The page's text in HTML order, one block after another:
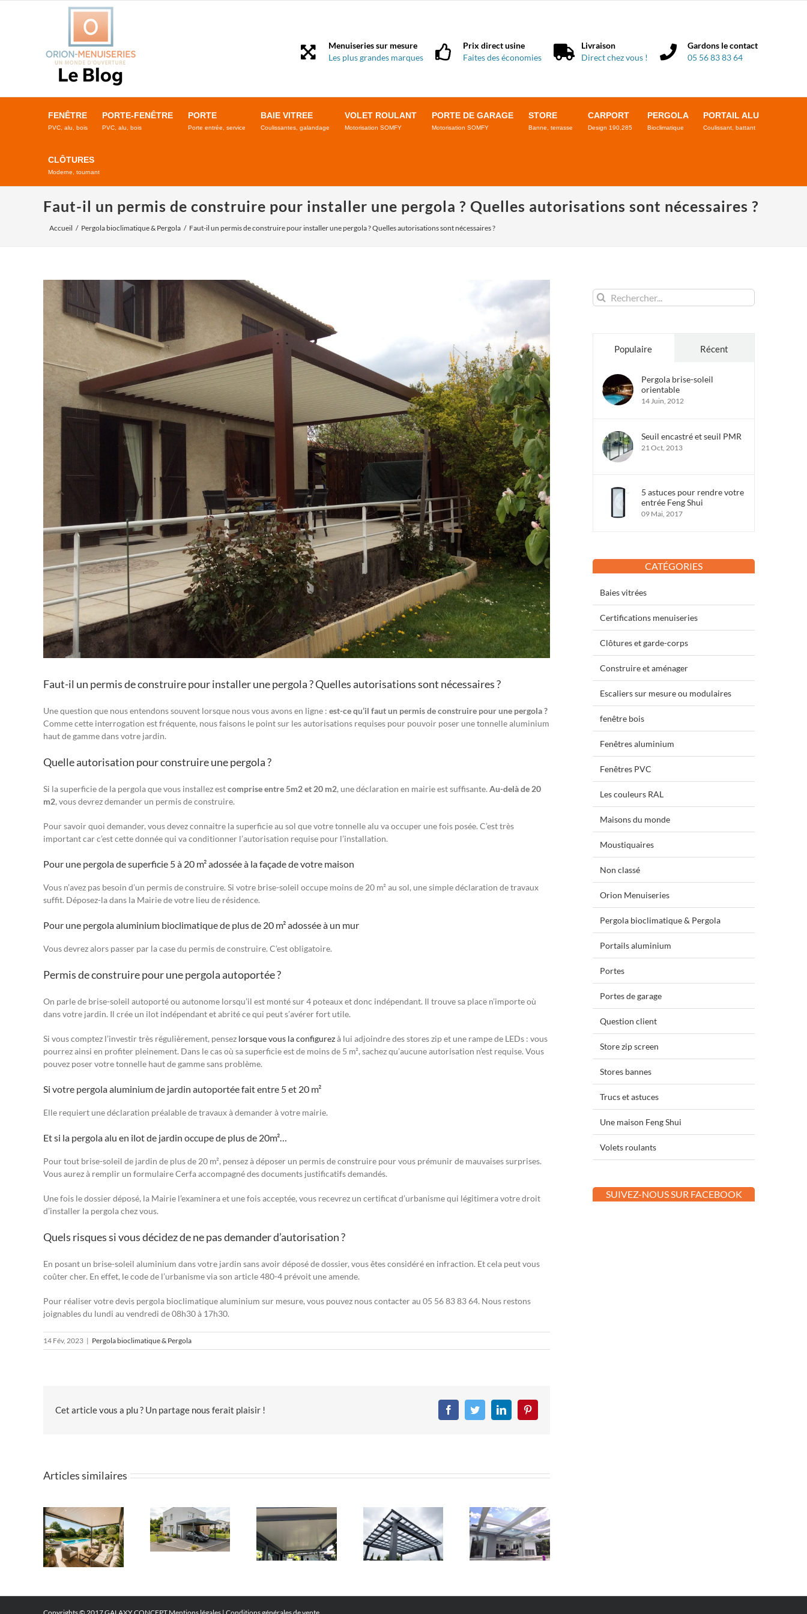
Menuiseries sur mesure
Les plus grandes marques
Prix direct usine
Faites des économies
Livraison
Direct chez vous !
Gardons le contact
05 56 83 83 64
FENÊTRE
PVC, alu, bois
PORTE-FENÊTRE
PVC, alu, bois
PORTE
Porte entrée, service
BAIE VITREE
Coulissantes, galandage
VOLET ROULANT
Motorisation SOMFY
PORTE DE GARAGE
Motorisation SOMFY
STORE
Banne, terrasse
CARPORT
Design 190,285
PERGOLA
Bioclimatique
PORTAIL ALU
Coulissant, battant
CLÔTURES
Moderne, tournant
Faut-il un permis de construire pour installer une pergola ? Quelles autorisations sont nécessaires ?
Accueil Pergola bioclimatique & Pergola Faut-il un permis de construire pour installer une pergola ? Quelles autorisations sont nécessaires ?
agrandie
Faut-il un permis de construire pour installer une pergola ? Quelles autorisations sont nécessaires ?
Une question que nous entendons souvent lorsque nous vous avons en ligne : est-ce qu’il faut un permis de construire pour une pergola ?
Comme cette interrogation est fréquente, nous faisons le point sur les autorisations requises pour pouvoir poser une tonnelle aluminium
haut de gamme dans votre jardin.
Quelle autorisation pour construire une pergola ?
Si la superficie de la pergola que vous installez estcomprise entre 5m2 et 20 m2, une déclaration en mairie est suffisante. Au-delà de 20
m2, vous devrez demander un permis de construire.
Pour savoir quoi demander, vous devez connaitre la superficie au sol que votre tonnelle alu va occuper une fois posée. C’est très
important car c’est cette donnée qui va conditionner l’autorisation requise pour l’installation.
Pour une pergola de superficie 5 à 20 m² adossée à la façade de votre maison
Vous n’avez pas besoin d’un permis de construire. Si votre brise-soleil occupe moins de 20 m² au sol, une simple déclaration de travaux
suffit. Déposez-la dans la Mairie de votre lieu de résidence.
Pour une pergola aluminium bioclimatique de plus de 20 m² adossée à un mur
Vous devrez alors passer par la case du permis de construire. C’est obligatoire.
Permis de construire pour une pergola autoportée ?
On parle de brise-soleil autoporté ou autonome lorsqu’il est monté sur 4 poteaux et donc indépendant. Il trouve sa place n’importe où
dans votre jardin. Il crée un ilot indépendant et abrité ce qui peut s’avérer fort utile.
Si vous comptez l’investir très régulièrement, pensez lorsque vous la configurezà lui adjoindre des stores zip et une rampe de LEDs : vous
pourrez ainsi en profiter pleinement. Dans le cas où sa superficie est de moins de 5 m², sachez qu’aucune autorisation n’est requise. Vous
pouvez poser votre tonnelle haut de gamme sans problème.
Si votre pergola aluminium de jardin autoportée fait entre 5 et 20 m²
Elle requiert une déclaration préalable de travaux à demander à votre mairie.
Et si la pergola alu en ilot de jardin occupe de plus de 20m²…
Pour tout brise-soleil de jardin de plus de 20 m², pensez à déposer un permis de construire pour vous prémunir de mauvaises surprises.
Vous aurez à remplir un formulaire Cerfa accompagné des documents justificatifs demandés.
Une fois le dossier déposé, la Mairie l’examinera et une fois acceptée, vous recevrez un certificat d’urbanisme qui légitimera votre droit
d’installer la pergola chez vous.
Quels risques si vous décidez de ne pas demander d’autorisation ?
En posant un brise-soleil aluminium dans votre jardin sans avoir déposé de dossier, vous êtes considéré en infraction. Et cela peut vous
coûter cher. En effet, le code de l’urbanisme via son article 480-4 prévoit une amende.
Pour réaliser votre devis pergola bioclimatique aluminium sur mesure, vous pouvez nous contacter au 05 56 83 83 64. Nous restons
joignables du lundi au vendredi de 08h30 à 17h30.
14 Fév, 2023 | Pergola bioclimatique & Pergola
Cet article vous a plu ? Un partage nous ferait plaisir ! FacebookTwitterLinkedInPinterest
Articles similaires
Rechercher:
Populaire Récent
Pergola brise-soleil
orientable
14 Juin, 2012
Seuil encastré et seuil PMR
21 Oct, 2013
5 astuces pour rendre votre
entrée Feng Shui
09 Mai, 2017
CATÉGORIES
Baies vitrées
Certifications menuiseries
Clôtures et garde-corps
Construire et aménager
Escaliers sur mesure ou modulaires
fenêtre bois
Fenêtres aluminium
Fenêtres PVC
Les couleurs RAL
Maisons du monde
Moustiquaires
Non classé
Orion Menuiseries
Pergola bioclimatique & Pergola
Portails aluminium
Portes
Portes de garage
Question client
Store zip screen
Stores bannes
Trucs et astuces
Une maison Feng Shui
Volets roulants
SUIVEZ-NOUS SUR FACEBOOK